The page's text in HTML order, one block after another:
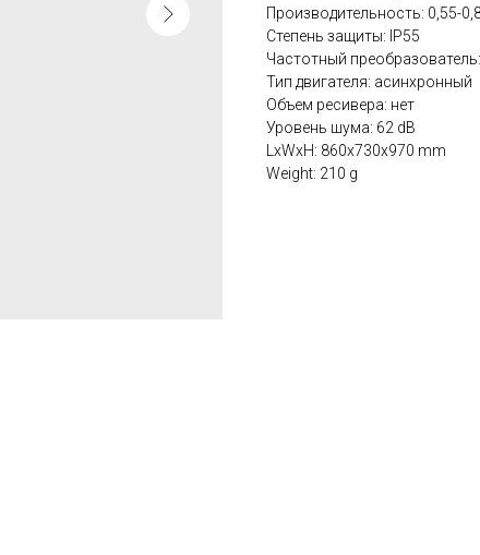
Производительность: 0,55-
Степень защиты: IP55
Частотный
Тип двигателя: асинхронный
Объем ресивера: нет
Уровень шума: 62 dB
LxWxH: 860x730x970 mm
Weight: 210 g